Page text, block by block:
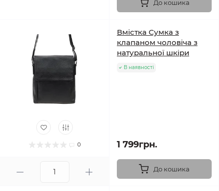
До кошика
0
Вмістка Сумка з
клапаном чоловіча з
натуральної шкіри
В наявності
1 799грн.
До кошика